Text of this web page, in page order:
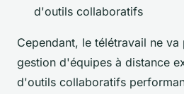
d'outils collaboratifs
Cependant, le télétravail ne va
gestion d'équipes à distance
d'outils collaboratifs